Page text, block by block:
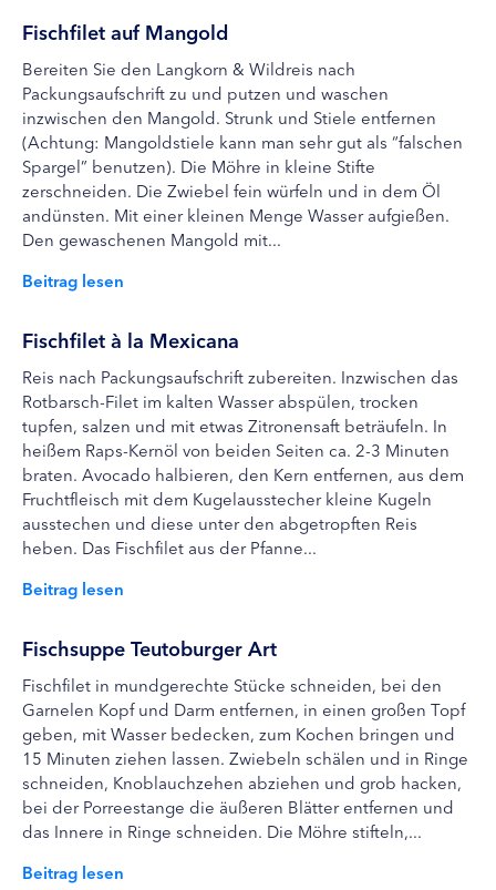
Fischfilet auf Mangold
Bereiten Sie den Langkorn & Wildreis nach
Packungsaufschrift zu und putzen und waschen
inzwischen den Mangold. Strunk und Stiele entfernen
(Achtung: Mangoldstiele kann man sehr gut als “falschen
Spargel” benutzen). Die Möhre in kleine Stifte
zerschneiden. Die Zwiebel fein würfeln und in dem Öl
andünsten. Mit einer kleinen Menge Wasser aufgießen.
Den gewaschenen Mangold mit...
Beitrag lesen
Fischfilet à la Mexicana
Reis nach Packungsaufschrift zubereiten. Inzwischen das
Rotbarsch-Filet im kalten Wasser abspülen, trocken
tupfen, salzen und mit etwas Zitronensaft beträufeln. In
heißem Raps-Kernöl von beiden Seiten ca. 2-3 Minuten
braten. Avocado halbieren, den Kern entfernen, aus dem
Fruchtfleisch mit dem Kugelausstecher kleine Kugeln
ausstechen und diese unter den abgetropften Reis
heben. Das Fischfilet aus der Pfanne...
Beitrag lesen
Fischsuppe Teutoburger Art
Fischfilet in mundgerechte Stücke schneiden, bei den
Garnelen Kopf und Darm entfernen, in einen großen Topf
geben, mit Wasser bedecken, zum Kochen bringen und
15 Minuten ziehen lassen. Zwiebeln schälen und in Ringe
schneiden, Knoblauchzehen abziehen und grob hacken,
bei der Porreestange die äußeren Blätter entfernen und
das Innere in Ringe schneiden. Die Möhre stifteln,...
Beitrag lesen